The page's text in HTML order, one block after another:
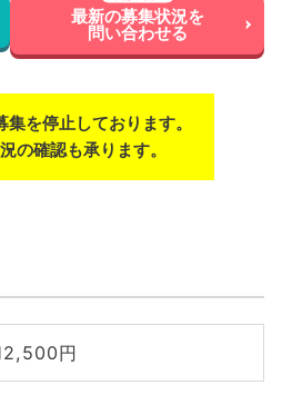
最新の募集状況を
問い合わせる
を停止しております。
の確認も承ります。
円